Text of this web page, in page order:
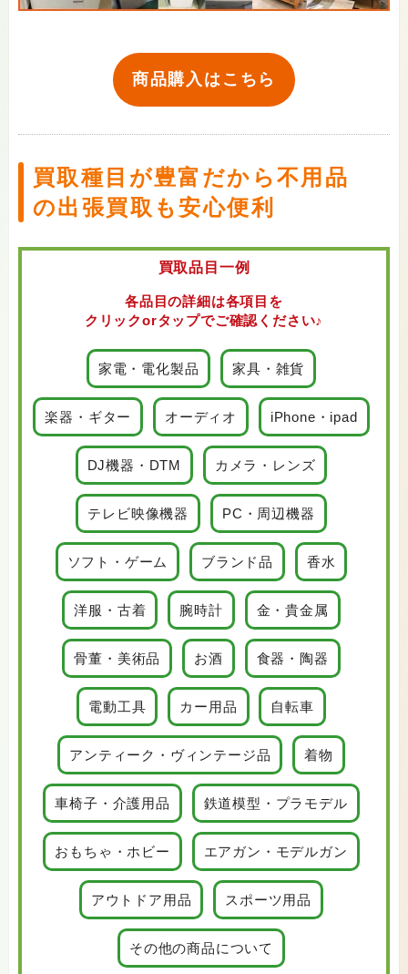
商品購入はこちら
買取種目が豊富だから不用品
の出張買取も安心便利
買取品目一例
各品目の詳細は各項目を
クリックorタップでご確認ください♪
家電・電化製品 家具・雑貨
楽器・ギター オーディオ iPhone・ipad
DJ機器・DTM カメラ・レンズ
テレビ映像機器 PC・周辺機器
ソフト・ゲーム ブランド品 香水
洋服・古着 腕時計 金・貴金属
骨董・美術品 お酒 食器・陶器
電動工具 カー用品 自転車
アンティーク・ヴィンテージ品 着物
車椅子・介護用品 鉄道模型・プラモデル
おもちゃ・ホビー エアガン・モデルガン
アウトドア用品 スポーツ用品
その他の商品について